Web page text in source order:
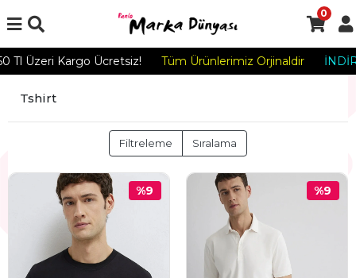
Kargo Ücretsiz! Tüm Ürünlerimiz Orjinaldir İNDİRİM
0
Tshirt
Filtreleme Sıralama
%9 %9